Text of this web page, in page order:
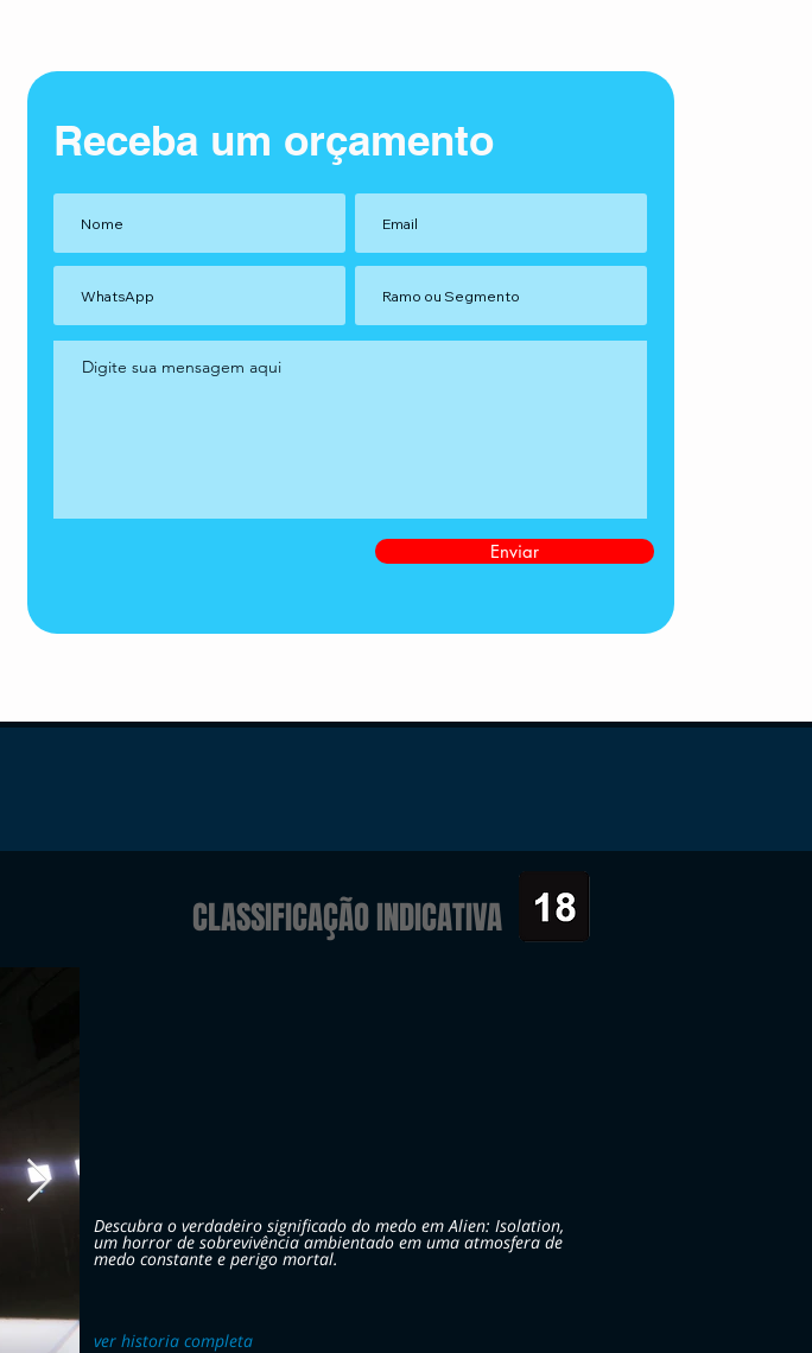
Receba um orçamento
Enviar
CLASSIFICAÇÃO INDICATIVA
Descubra o verdadeiro significado do medo em Alien: Isolation,
um horror de sobrevivência ambientado em uma atmosfera de
medo constante e perigo mortal.
ver historia completa